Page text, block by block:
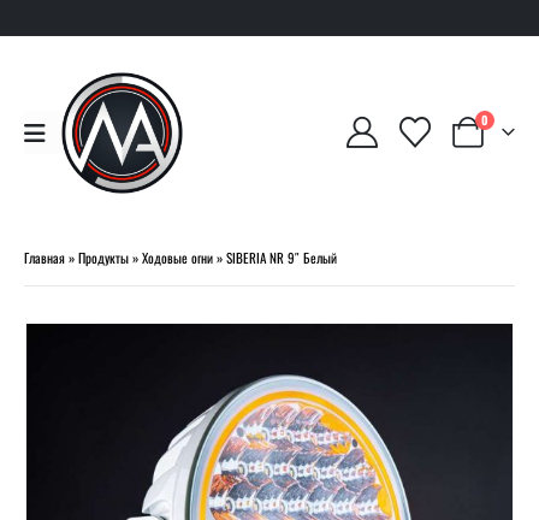
0
Главная»Продукты»Ходовые огни»SIBERIA NR 9″ Белый